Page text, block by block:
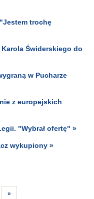
trochę
Świderskiego do
w Pucharze
z europejskich
"Wybrał ofertę" »
wykupiony »
»